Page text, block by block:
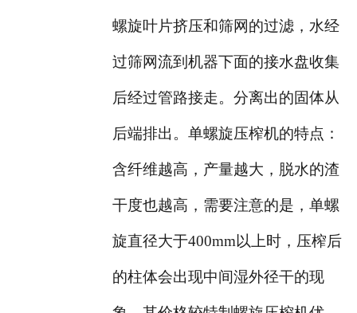
螺旋叶片挤压和筛网的过滤，水经
过筛网流到机器下面的接水盘收集
后经过管路接走。分离出的固体从
后端排出。单螺旋压榨机的特点：
含纤维越高，产量越大，脱水的渣
干度也越高，需要注意的是，单螺
旋直径大于400mm以上时，压榨后
的柱体会出现中间湿外径干的现